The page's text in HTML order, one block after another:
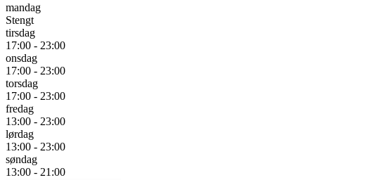
mandag
Stengt
tirsdag
17:00 - 23:00
onsdag
17:00 - 23:00
torsdag
17:00 - 23:00
fredag
13:00 - 23:00
lørdag
13:00 - 23:00
søndag
13:00 - 21:00